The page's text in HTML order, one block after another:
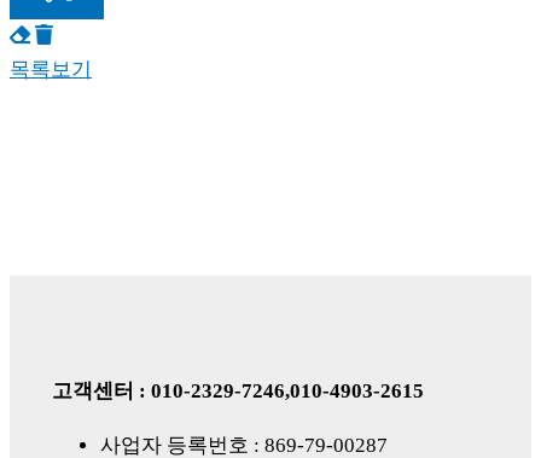
목록보기
고객센터 : 010-2329-7246,010-4903-2615
사업자 등록번호 : 869-79-00287